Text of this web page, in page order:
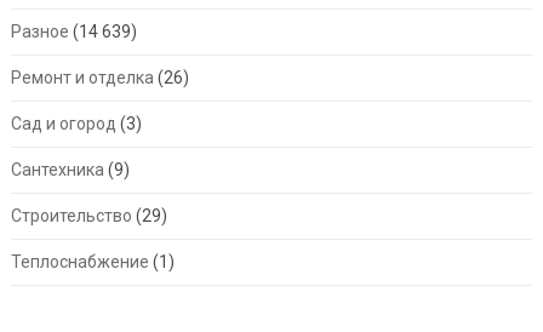
Разное (14 639)
Ремонт и отделка (26)
Сад и огород (3)
Сантехника (9)
Строительство (29)
Теплоснабжение (1)